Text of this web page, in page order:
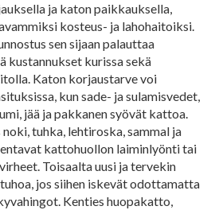
ja katon paikkauksella,
kosteus- ja lahohaitoiksi.
sen sijaan palauttaa
kustannukset kurissa sekä
Katon korjaustarve voi
kun sade- ja sulamisvedet,
jää ja pakkanen syövät kattoa.
tuhka, lehtiroska, sammal ja
kattohuollon laiminlyönti tai
Toisaalta uusi ja tervekin
jos siihen iskevät odottamatta
Kenties huopakatto,